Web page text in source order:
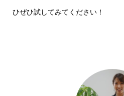
ひぜひ試してみてください！